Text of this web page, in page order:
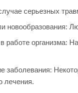
серьезных
новообразования:
работе организма:
заболевания:
лечения.